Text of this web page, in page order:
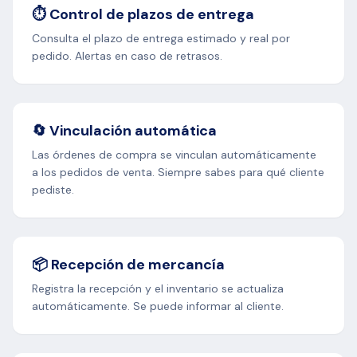
⏱️ Control de plazos de entrega
Consulta el plazo de entrega estimado y real por
pedido. Alertas en caso de retrasos.
🔄 Vinculación automática
Las órdenes de compra se vinculan automáticamente
a los pedidos de venta. Siempre sabes para qué cliente
pediste.
📦 Recepción de mercancía
Registra la recepción y el inventario se actualiza
automáticamente. Se puede informar al cliente.